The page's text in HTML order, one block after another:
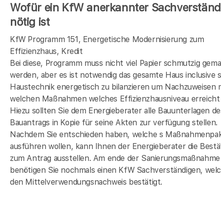
Wofür ein KfW anerkannter
nötig ist
KfW Programm 151, Energetische Modernisierung zum
Effizienzhaus, Kredit
Bei diese, Programm muss nicht viel Papier schmutzig
werden, aber es ist notwendig das gesamte Haus inclusive
Haustechnik energetisch zu bilanzieren um Nachzuweisen
welchen Maßnahmen welches Effizienzhausniveau
Hiezu sollten Sie dem Energieberater alle Bauunterlagen
Bauantrags in Kopie für seine Akten zur verfügung stellen.
Nachdem Sie entschieden haben, welche s
ausführen wollen, kann Ihnen der Energieberater die
zum Antrag ausstellen. Am ende der Sanierungsmaßnahme
benötigen Sie nochmals einen KfW Sachverständigen,
den Mittelverwendungsnachweis bestätigt.